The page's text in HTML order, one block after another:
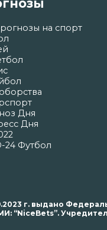
на спорт
Дня
Дня
24 Футбол
г. выдано
“NiceBets”.